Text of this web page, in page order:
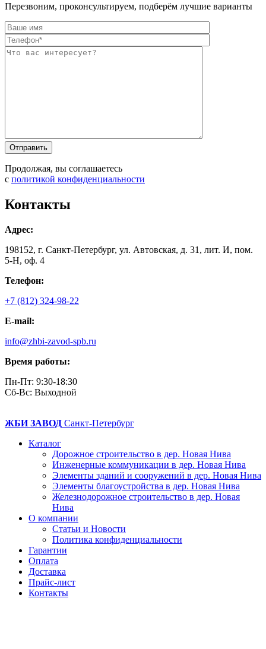
Перезвоним, проконсультируем, подберём лучшие варианты
Продолжая, вы соглашаетесь
с политикой конфиденциальности
Контакты
Адрес:
198152, г. Санкт-Петербург, ул. Автовская, д. 31, лит. И, пом.
5-Н, оф. 4
Телефон:
+7 (812) 324-98-22
E-mail:
info@zhbi-zavod-spb.ru
Время работы:
Пн-Пт: 9:30-18:30
Cб-Вс: Выходной
ЖБИ ЗАВОД Санкт-Петербург
Каталог
Дорожное строительство в дер. Новая Нива
Инженерные коммуникации в дер. Новая Нива
Элементы зданий и сооружений в дер. Новая Нива
Элементы благоустройства в дер. Новая Нива
Железнодорожное строительство в дер. Новая
Нива
О компании
Статьи и Новости
Политика конфиденциальности
Гарантии
Оплата
Доставка
Прайс-лист
Контакты